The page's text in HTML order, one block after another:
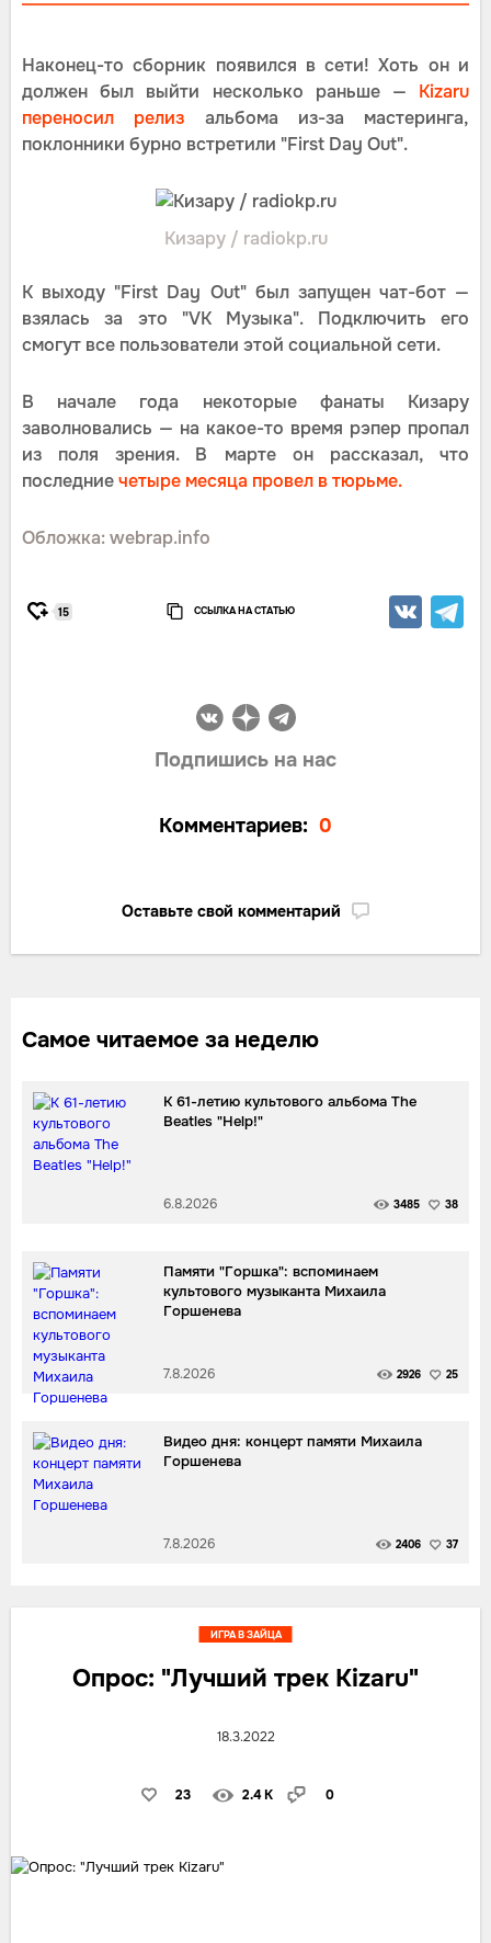
Наконец-то сборник появился в сети! Хоть он и
должен был выйти несколько раньше — Kizaru
переносил релиз альбома из-за мастеринга,
поклонники бурно встретили "First Day Out".
Кизару / radiokp.ru
К выходу "First Day Out" был запущен чат-бот —
взялась за это "VK Музыка". Подключить его
смогут все пользователи этой социальной сети.
В начале года некоторые фанаты Кизару
заволновались — на какое-то время рэпер пропал
из поля зрения. В марте он рассказал, что
последниечетыре месяца провел в тюрьме.
Обложка: webrap.info
15 ССЫЛКА НА СТАТЬЮ
Подпишись на нас
Комментариев: 0
Оставьте свой комментарий
Самое читаемое за неделю
К 61-летию культового альбома The
Beatles "Help!"
6.8.2026 3485 38
Памяти "Горшка": вспоминаем
культового музыканта Михаила
Горшенева
7.8.2026 2926 25
Видео дня: концерт памяти Михаила
Горшенева
7.8.2026 2406 37
Опрос: "Лучший трек Kizaru"
18.3.2022
23 2.4 K 0
ИГРА В ЗАЙЦА